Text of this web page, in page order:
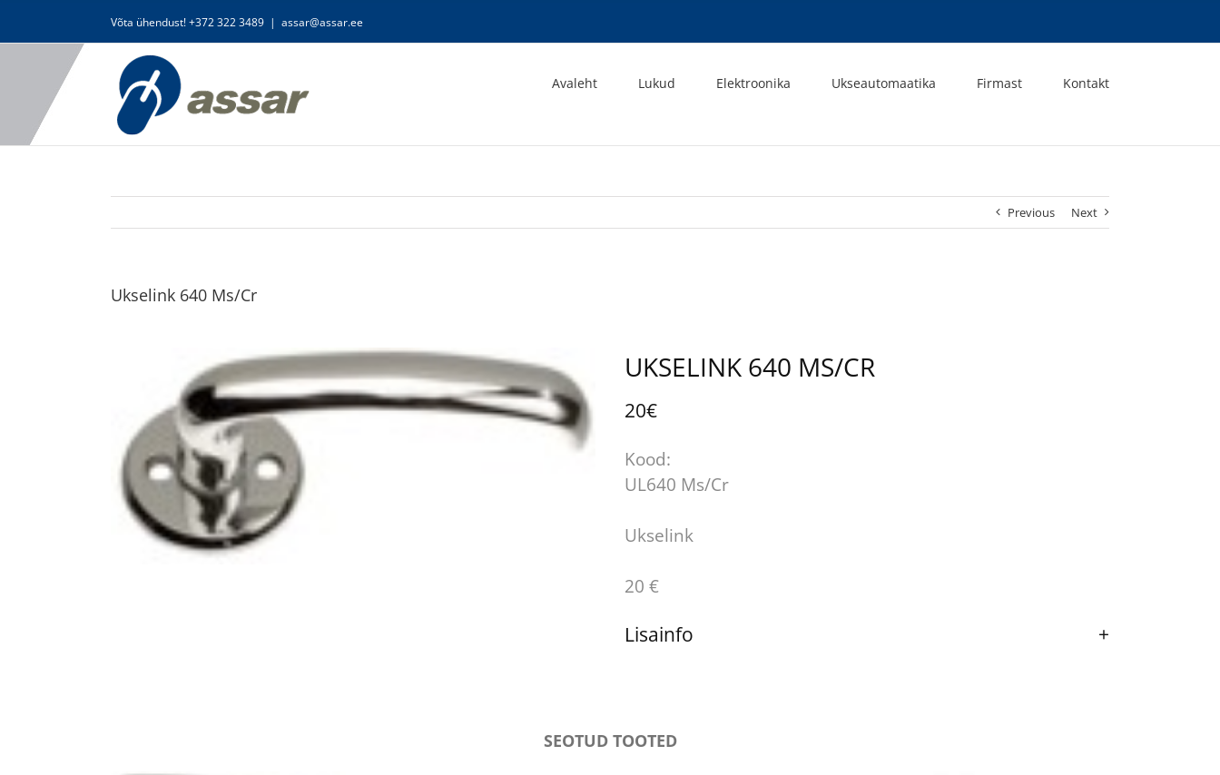
content
Võta ühendust! +372 322 3489 | assar@assar.ee
Avaleht Lukud Elektroonika Ukseautomaatika Firmast Kontakt
Previous Next
Ukselink 640 Ms/Cr
UKSELINK 640 MS/CR
20€
Kood:
UL640 Ms/Cr
Ukselink
20 €
Lisainfo
SEOTUD TOOTED